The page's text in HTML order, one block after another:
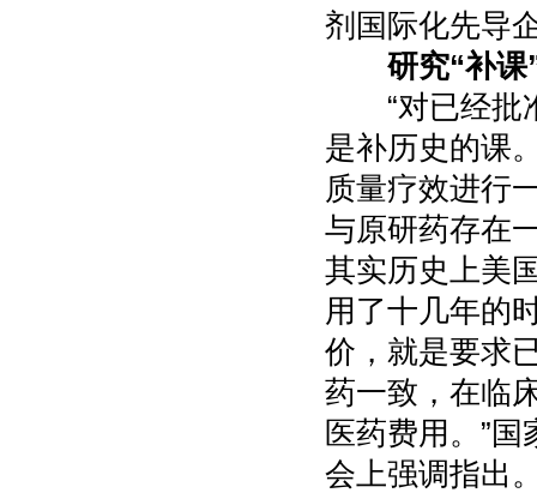
剂国际化先导
研究“补课
“对已经批准
是补历史的课
质量疗效进行
与原研药存在
其实历史上美
用了十几年的
价，就是要求
药一致，在临
医药费用。”
会上强调指出